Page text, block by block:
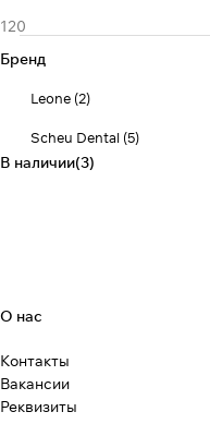
Бренд
Leone (2)
Scheu Dental (5)
В наличии(3)
О нас
Контакты
Вакансии
Реквизиты